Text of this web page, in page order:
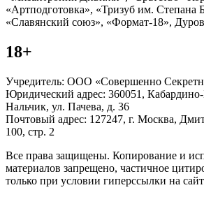
«Артподготовка», «Тризуб им.
«Славянский союз», «Формат-18»,
18+
Учредитель: ООО «Совершенно
Юридический адрес: 360051, Кабардино-
Нальчик, ул. Пачева, д. 36
Почтовый адрес: 127247, г. Москва,
100, стр. 2
Все права защищены. Копирование и
материалов запрещено, частичное
только при условии гиперссылки на